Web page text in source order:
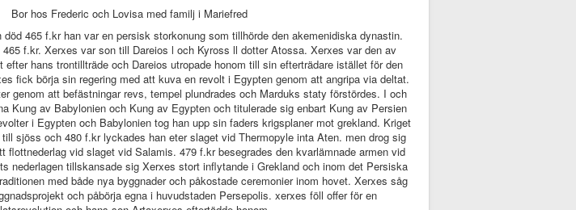
Bor hos Frederic och Lovisa med familj i Mariefred
465 f.kr han var en persisk storkonung som tillhörde den akemenidiska dynastin.
465 f.kr. Xerxes var son till Dareios l och Kyross ll dotter Atossa. Xerxes var den av
efter hans trontillträde och Dareios utropade honom till sin efterträdare istället för den
fick börja sin regering med att kuva en revolt i Egypten genom att angripa via deltat.
genom att befästningar revs, tempel plundrades och Marduks staty förstördes. I och
Kung av Babylonien och Kung av Egypten och titulerade sig enbart Kung av Persien
i Egypten och Babylonien tog han upp sin faders krigsplaner mot grekland. Kriget
sjöss och 480 f.kr lyckades han eter slaget vid Thermopyle inta Aten. men drog sig
flottnederlag vid slaget vid Salamis. 479 f.kr besegrades den kvarlämnade armen vid
nederlagen tillskansade sig Xerxes stort inflytande i Grekland och inom det Persiska
med både nya byggnader och påkostade ceremonier inom hovet. Xerxes såg
och påbörja egna i huvudstaden Persepolis. xerxes föll offer för en